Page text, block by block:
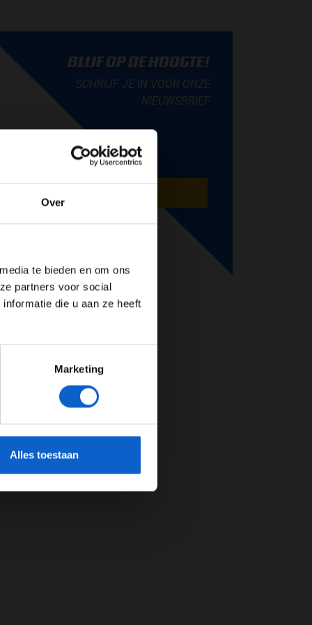
Over
te bieden en om ons
partners voor social
die u aan ze heeft
Marketing
Alles toestaan
BLIJF OP DE HOOGTE!
SCHRIJF JE IN VOOR ONZE
NIEUWSBRIEF